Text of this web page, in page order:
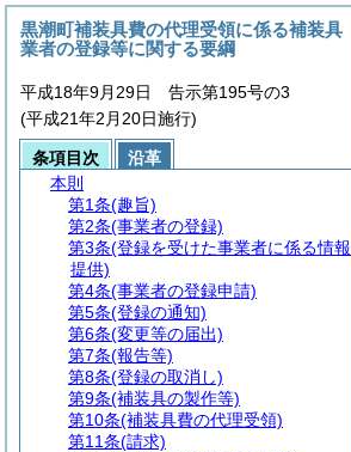
黒潮町補装具費の代理受領に係る補装具
業者の登録等に関する要綱
平成18年9月29日 告示第195号の3
(平成21年2月20日施行)
条項目次
沿革
本則
第1条(趣旨)
第2条(事業者の登録)
第3条(登録を受けた事業者に係る情報
提供)
第4条(事業者の登録申請)
第5条(登録の通知)
第6条(変更等の届出)
第7条(報告等)
第8条(登録の取消し)
第9条(補装具の製作等)
第10条(補装具費の代理受領)
第11条(請求)